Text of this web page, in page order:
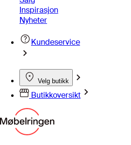
Inspirasjon
Nyheter
Kundeservice
Velg butikk
Butikkoversikt